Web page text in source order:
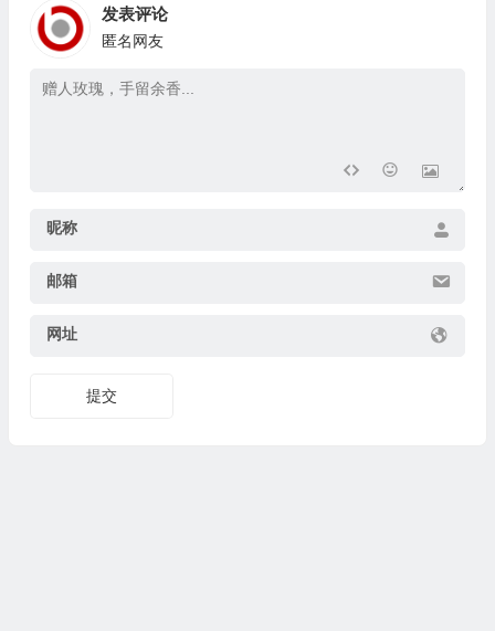
发表评论
匿名网友
昵称
邮箱
网址
提交